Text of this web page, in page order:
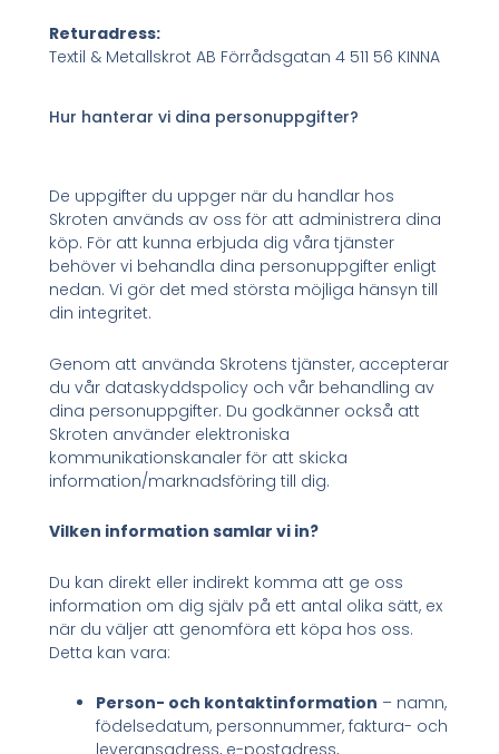
Returadress:
Textil & Metallskrot AB Förrådsgatan 4 511 56 KINNA
Hur hanterar vi dina personuppgifter?
De uppgifter du uppger när du handlar hos
Skroten används av oss för att administrera dina
köp. För att kunna erbjuda dig våra tjänster
behöver vi behandla dina personuppgifter enligt
nedan. Vi gör det med största möjliga hänsyn till
din integritet.
Genom att använda Skrotens tjänster, accepterar
du vår dataskyddspolicy och vår behandling av
dina personuppgifter. Du godkänner också att
Skroten använder elektroniska
kommunikationskanaler för att skicka
information/marknadsföring till dig.
Vilken information samlar vi in?
Du kan direkt eller indirekt komma att ge oss
information om dig själv på ett antal olika sätt, ex
när du väljer att genomföra ett köpa hos oss.
Detta kan vara:
Person- och kontaktinformation – namn,
födelsedatum, personnummer, faktura- och